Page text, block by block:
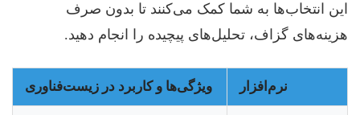
این انتخاب‌ها به شما کمک می‌کنند تا بدون صرف
هزینه‌های گزاف، تحلیل‌های پیچیده را انجام دهید.
نرم‌افزار ویژگی‌ها و کاربرد در زیست‌فناوری